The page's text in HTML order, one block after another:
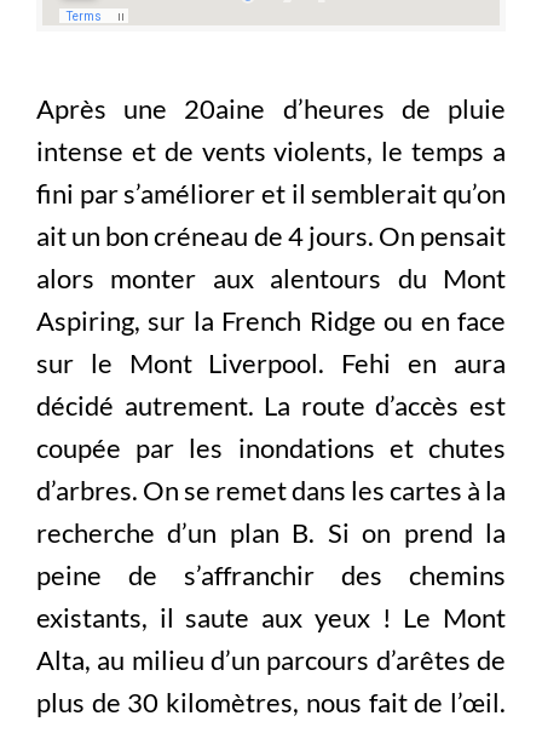
Après une 20aine d’heures de pluie
intense et de vents violents, le temps a
fini par s’améliorer et il semblerait qu’on
ait un bon créneau de 4 jours. On pensait
alors monter aux alentours du Mont
Aspiring, sur la French Ridge ou en face
sur le Mont Liverpool. Fehi en aura
décidé autrement. La route d’accès est
coupée par les inondations et chutes
d’arbres. On se remet dans les cartes à la
recherche d’un plan B. Si on prend la
peine de s’affranchir des chemins
existants, il saute aux yeux ! Le Mont
Alta, au milieu d’un parcours d’arêtes de
plus de 30 kilomètres, nous fait de l’œil.